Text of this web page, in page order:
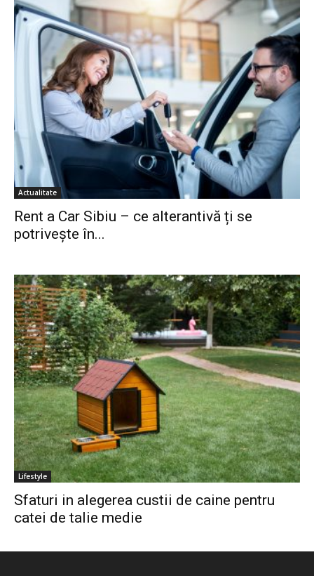
Actualitate
Rent a Car Sibiu – ce alterantivă ți se
potrivește în...
Lifestyle
Sfaturi in alegerea custii de caine pentru
catei de talie medie